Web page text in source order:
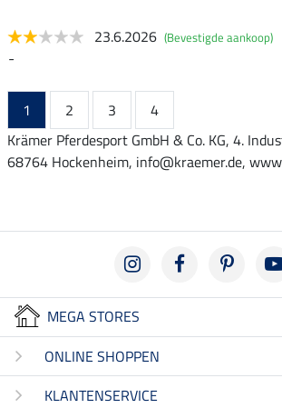
23.6.2026 (Bevestigde aankoop)
-
1 2 3
4
Krämer Pferdesport GmbH & Co. KG, 4.
68764 Hockenheim, info@kraemer.de,
MEGA STORES
ONLINE SHOPPEN
KLANTENSERVICE